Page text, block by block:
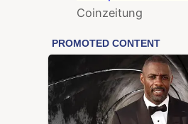
Coinzeitung